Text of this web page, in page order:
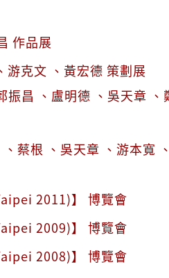
作品展
游克文 、黃宏德 策劃展
昌 、盧明德 、吳天章 、
蔡根 、吳天章 、游本寬
2011)】 博覽會
2009)】 博覽會
2008)】 博覽會